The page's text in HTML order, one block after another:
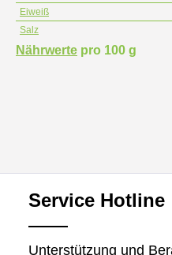
Nährwerte pro 100 g
Eiweiß
Salz
Service Hotline
Unterstützung und